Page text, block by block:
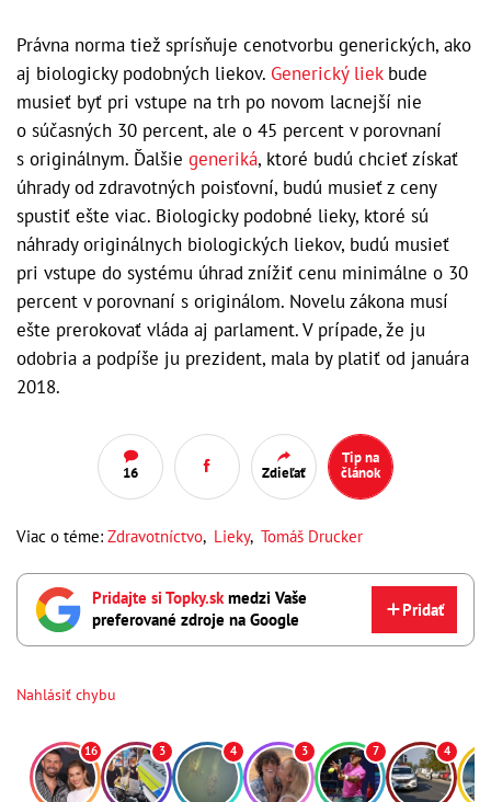
Právna norma tiež sprísňuje cenotvorbu generických, ako
aj biologicky podobných liekov. Generický liekbude
musieť byť pri vstupe na trh po novom lacnejší nie
o súčasných 30 percent, ale o 45 percent v porovnaní
s originálnym. Ďalšie generiká, ktoré budú chcieť získať
úhrady od zdravotných poisťovní, budú musieť z ceny
spustiť ešte viac. Biologicky podobné lieky, ktoré sú
náhrady originálnych biologických liekov, budú musieť
pri vstupe do systému úhrad znížiť cenu minimálne o 30
percent v porovnaní s originálom. Novelu zákona musí
ešte prerokovať vláda aj parlament. V prípade, že ju
odobria a podpíše ju prezident, mala by platiť od januára
2018.
16 Zdieľať
Tip na
článok
Viac o téme: Zdravotníctvo, Lieky, Tomáš Drucker
Pridajte si Topky.skmedzi Vaše
preferované zdroje na Google
Pridať
Nahlásiť chybu
16 3 4 3 7 4